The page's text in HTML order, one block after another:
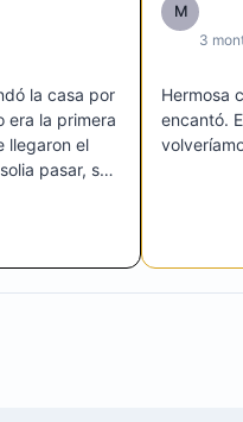
la casa por
era la primera
llegaron el
pasar, se
estaba en
agua y se
cuarto que
aire
no son de
M
3
Hermosa
encantó.